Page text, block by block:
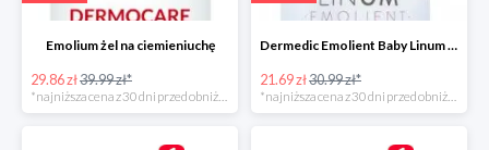
Emolium żel na ciemieniuchę
29.86 zł39.99 zł*
Dermedic Emolient Baby Linum żel do mycia ciała i włosów
21.69 zł30.99 zł*